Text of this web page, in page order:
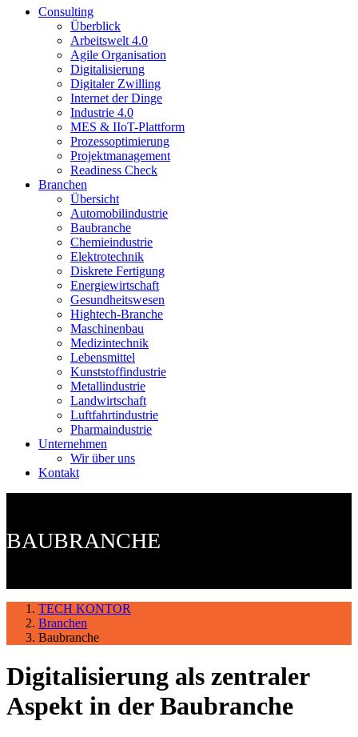
Consulting
Überblick
Arbeitswelt 4.0
Agile Organisation
Digitalisierung
Digitaler Zwilling
Internet der Dinge
Industrie 4.0
MES & IIoT-Plattform
Prozessoptimierung
Projektmanagement
Readiness Check
Branchen
Übersicht
Automobilindustrie
Baubranche
Chemieindustrie
Elektrotechnik
Diskrete Fertigung
Energiewirtschaft
Gesundheitswesen
Hightech-Branche
Maschinenbau
Medizintechnik
Lebensmittel
Kunststoffindustrie
Metallindustrie
Landwirtschaft
Luftfahrtindustrie
Pharmaindustrie
Unternehmen
Wir über uns
Kontakt
BAUBRANCHE
TECH KONTOR
Branchen
Baubranche
Digitalisierung als zentraler
Aspekt in der Baubranche